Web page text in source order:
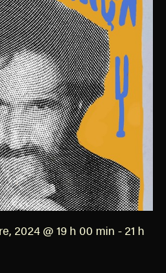
2024 @ 19 h 00 min -21 h